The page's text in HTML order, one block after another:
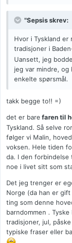
"Sepsis skrev:
Hvor i Tyskland
tradisjoner i
Uansett, jeg
jeg var mindre,
enkelte spørsmål.
takk begge to!! =)
det er bare faren til
Tyskland. Så selve
følger vi Malin,
voksen. Hele tiden
da. I den forbindelse
noe i livet sitt som
Det jeg trenger er
Norge (da han er
ting som denne
barndommen .
tradisjoner, jul,
typiske fraser eller